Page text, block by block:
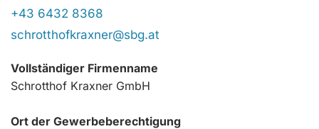
+43 6432 8368
schrotthofkraxner@sbg.at
Vollständiger Firmenname
Schrotthof Kraxner GmbH
Ort der Gewerbeberechtigung